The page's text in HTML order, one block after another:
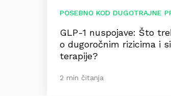
POSEBNO KOD DUGOTRAJNE
GLP-1 nuspojave: Što
o dugoročnim rizicima i
terapije?
2 min čitanja